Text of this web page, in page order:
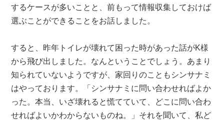
するケースが多いことと、前もって情報収集しておけば
選ぶことができることをお話しました。
すると、昨年トイレが壊れて困った時があった話がK様
から飛び出しました。なんということでしょう。あまり
知られていないようですが、家回りのこともシンサナミ
はやっております。「シンサナミに問い合わせればよか
った。本当、いざ壊れると慌てていて、どこに問い合わ
せればよいかわからないものね。」それを聞いて、私ど